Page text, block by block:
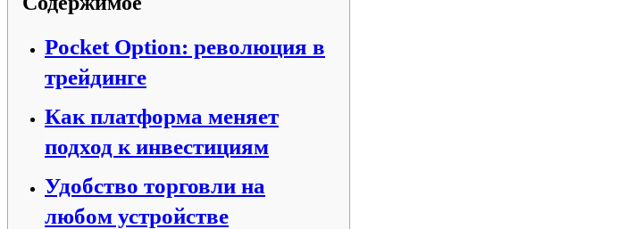
Pocket Option: революция в
трейдинге
Как платформа меняет
подход к инвестициям
Удобство торговли на
любом устройстве